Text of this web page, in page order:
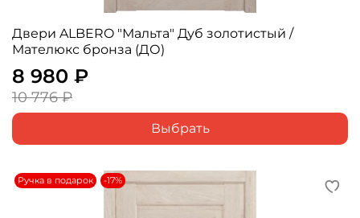
Двери ALBERO "Мальта" Дуб золотистый /
Мателюкс бронза (ДО)
8 980 ₽
10 776 ₽
Выбрать
Ручка в подарок -17%